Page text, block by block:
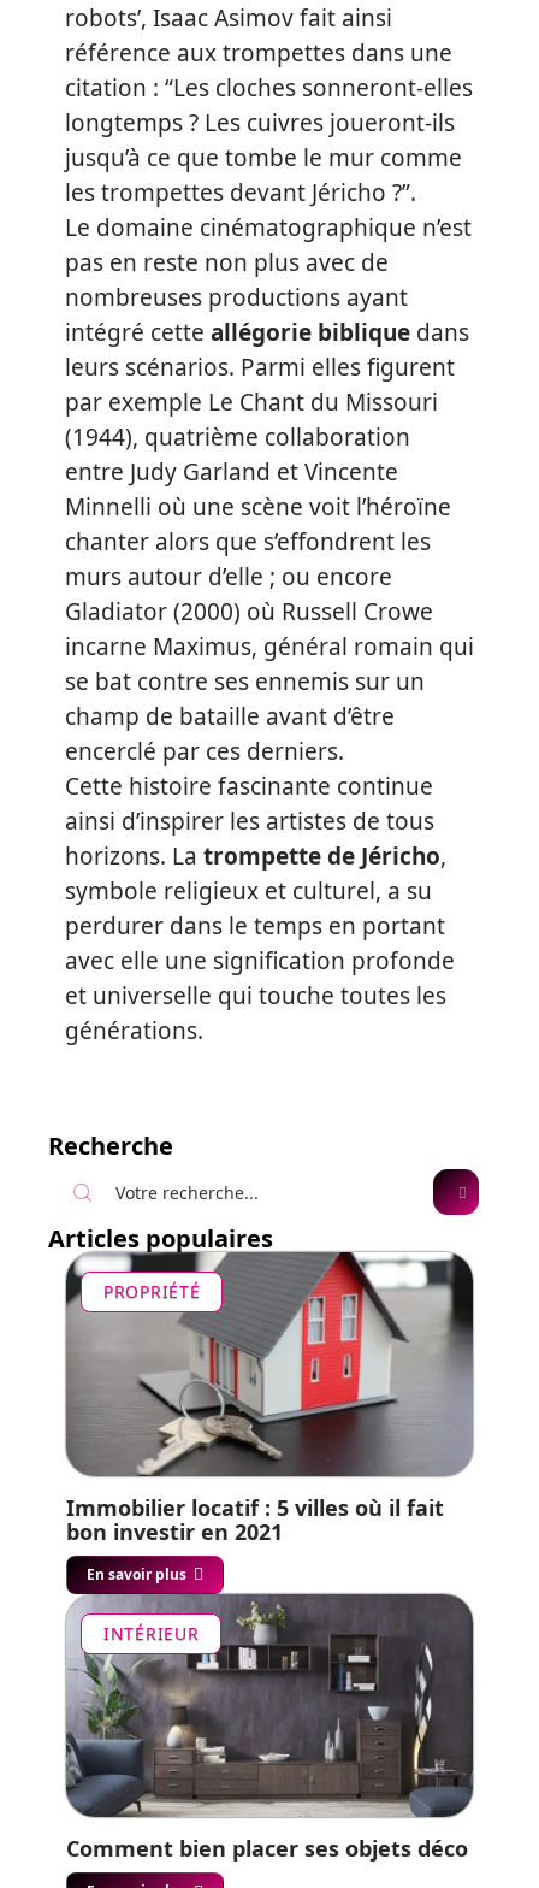
robots’, Isaac Asimov fait ainsi
référence aux trompettes dans une
citation : “Les cloches sonneront-elles
longtemps ? Les cuivres joueront-ils
jusqu’à ce que tombe le mur comme
les trompettes devant Jéricho ?”.
Le domaine cinématographique n’est
pas en reste non plus avec de
nombreuses productions ayant
intégré cette allégorie biblique dans
leurs scénarios. Parmi elles figurent
par exemple Le Chant du Missouri
(1944), quatrième collaboration
entre Judy Garland et Vincente
Minnelli où une scène voit l’héroïne
chanter alors que s’effondrent les
murs autour d’elle ; ou encore
Gladiator (2000) où Russell Crowe
incarne Maximus, général romain qui
se bat contre ses ennemis sur un
champ de bataille avant d’être
encerclé par ces derniers.
Cette histoire fascinante continue
ainsi d’inspirer les artistes de tous
horizons. La trompette de Jéricho,
symbole religieux et culturel, a su
perdurer dans le temps en portant
avec elle une signification profonde
et universelle qui touche toutes les
générations.
Recherche
Articles populaires
PROPRIÉTÉ
Immobilier locatif : 5 villes où il fait
bon investir en 2021
En savoir plus
INTÉRIEUR
Comment bien placer ses objets déco